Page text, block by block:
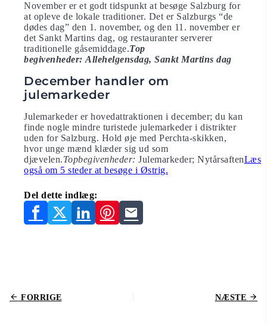
November er et godt tidspunkt at besøge Salzburg for
at opleve de lokale traditioner. Det er Salzburgs “de
dødes dag” den 1. november, og den 11. november er
det Sankt Martins dag, og restauranter serverer
traditionelle gåsemiddage.Top
begivenheder: Allehelgensdag, Sankt Martins dag
December handler om
julemarkeder
Julemarkeder er hovedattraktionen i december; du kan
finde nogle mindre turistede julemarkeder i distrikter
uden for Salzburg. Hold øje med Perchta-skikken,
hvor unge mænd klæder sig ud som
djævelen.Topbegivenheder: Julemarkeder; NytårsaftenLæs
også om 5 steder at besøge i Østrig.
Del dette indlæg:
FORRIGE NÆSTE